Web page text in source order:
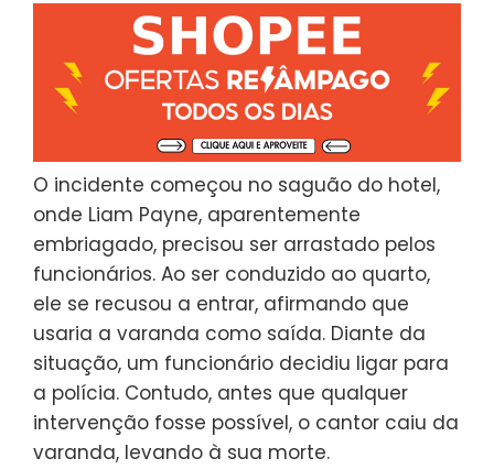
O incidente começou no saguão do hotel,
onde Liam Payne, aparentemente
embriagado, precisou ser arrastado pelos
funcionários. Ao ser conduzido ao quarto,
ele se recusou a entrar, afirmando que
usaria a varanda como saída. Diante da
situação, um funcionário decidiu ligar para
a polícia. Contudo, antes que qualquer
intervenção fosse possível, o cantor caiu da
varanda, levando à sua morte.